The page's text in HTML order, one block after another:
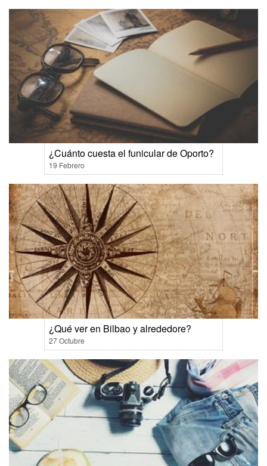
¿Cuánto cuesta el funicular de Oporto?
19 Febrero
¿Qué ver en Bilbao y alrededore?
27 Octubre